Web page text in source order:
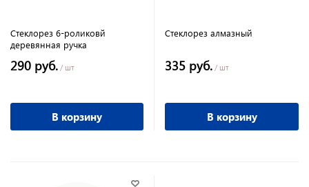
Стеклорез 6-роликовй
деревянная ручка
290 руб. / шт
В корзину
Стеклорез алмазный
335 руб. / шт
В корзину